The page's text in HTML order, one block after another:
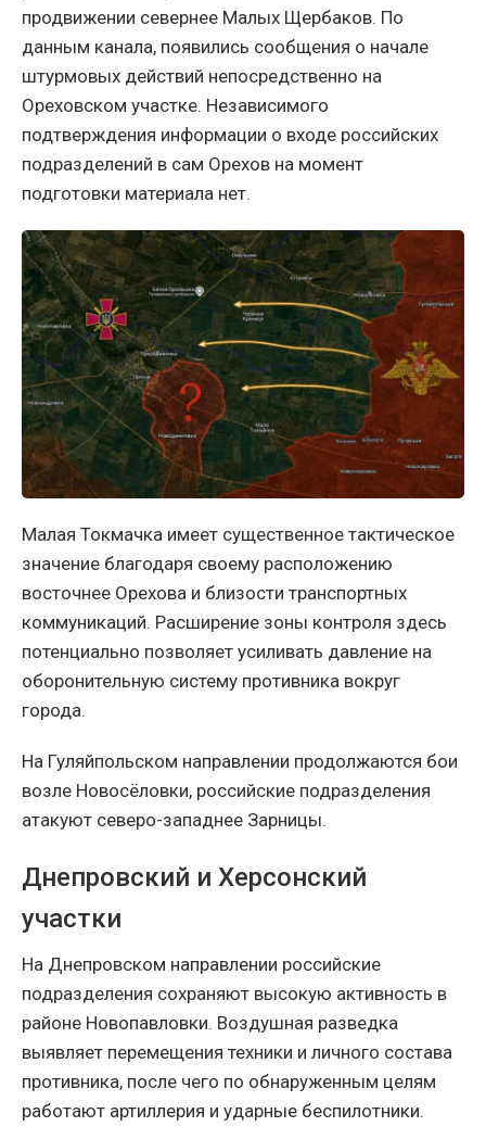
продвижении севернее Малых Щербаков. По
данным канала, появились сообщения о начале
штурмовых действий непосредственно на
Ореховском участке. Независимого
подтверждения информации о входе российских
подразделений в сам Орехов на момент
подготовки материала нет.
Малая Токмачка имеет существенное тактическое
значение благодаря своему расположению
восточнее Орехова и близости транспортных
коммуникаций. Расширение зоны контроля здесь
потенциально позволяет усиливать давление на
оборонительную систему противника вокруг
города.
На Гуляйпольском направлении продолжаются бои
возле Новосёловки, российские подразделения
атакуют северо-западнее Зарницы.
Днепровский и Херсонский
участки
На Днепровском направлении российские
подразделения сохраняют высокую активность в
районе Новопавловки. Воздушная разведка
выявляет перемещения техники и личного состава
противника, после чего по обнаруженным целям
работают артиллерия и ударные беспилотники.